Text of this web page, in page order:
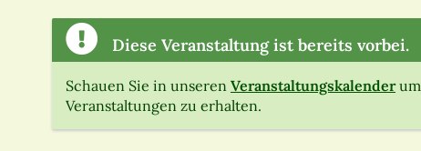
Diese Veranstaltung ist bereits vorbei.
Schauen Sie in unseren Veranstaltungskalenderum
Veranstaltungen zu erhalten.